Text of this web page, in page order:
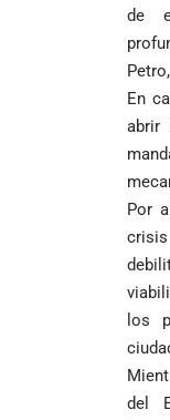
de
En
abrir
Por
los
del